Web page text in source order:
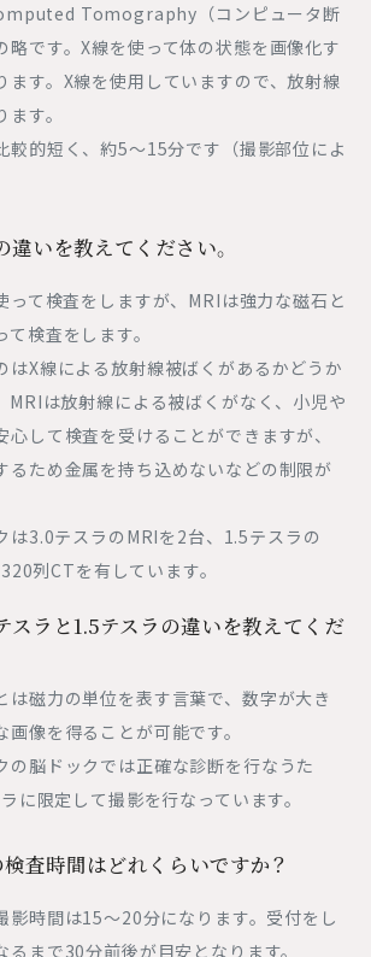
Tomography（コンピュータ断
略です。X線を使って体の状態を画像化す
ます。X線を使用していますので、放射線
す。
較的短く、約5～15分です（撮影部位によ
いを教えてください。
って検査をしますが、MRIは強力な磁石と
検査をします。
はX線による放射線被ばくがあるかどうか
MRIは放射線による被ばくがなく、小児や
心して検査を受けることができますが、
るため金属を持ち込めないなどの制限が
は3.0テスラのMRIを2台、1.5テスラの
列CTを有しています。
スラと1.5テスラの違いを教えてくだ
は磁力の単位を表す言葉で、数字が大き
画像を得ることが可能です。
の脳ドックでは正確な診断を行なうた
に限定して撮影を行なっています。
査時間はどれくらいですか？
影時間は15～20分になります。受付をし
るまで30分前後が目安となります。